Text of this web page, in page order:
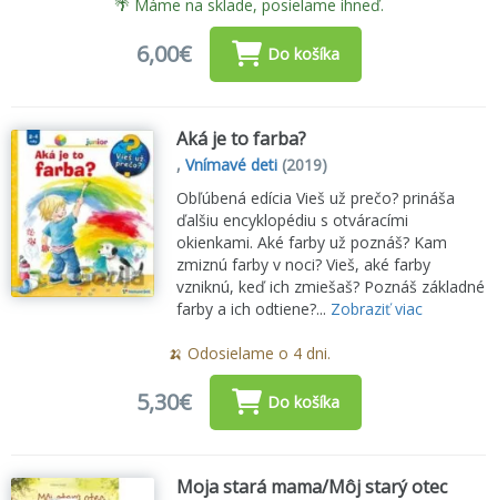
🌴 Máme na sklade, posielame ihneď.
6,00€ Do košíka
Aká je to farba?
,Vnímavé deti (2019)
Obľúbená edícia Vieš už prečo? prináša
ďalšiu encyklopédiu s otváracími
okienkami. Aké farby už poznáš? Kam
zmiznú farby v noci? Vieš, aké farby
vzniknú, keď ich zmiešaš? Poznáš základné
farby a ich odtiene?... Zobraziť viac
🍌 Odosielame o 4 dni.
5,30€ Do košíka
Moja stará mama/Môj starý otec